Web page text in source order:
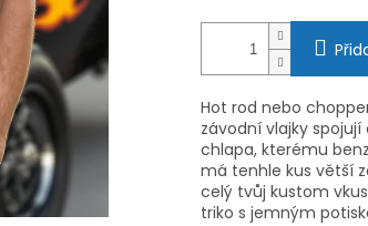
Hot rod nebo
závodní vlajky
chlapa, kterému
má tenhle kus větší
celý tvůj kustom
triko s jemným